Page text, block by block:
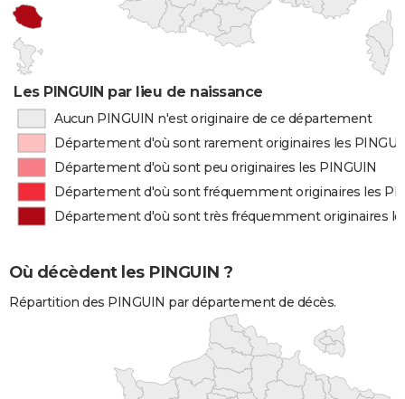
Les PINGUIN par lieu de naissance
Aucun PINGUIN n'est originaire de ce département
Département d'où sont rarement originaires les
Département d'où sont peu originaires les PINGUIN
Département d'où sont fréquemment originaires les
Département d'où sont très fréquemment originaires
Où décèdent les PINGUIN ?
Répartition des PINGUIN par département de décès.